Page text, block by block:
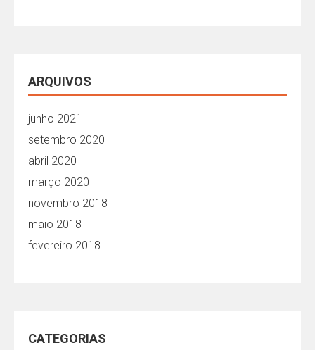
ARQUIVOS
junho 2021
setembro 2020
abril 2020
março 2020
novembro 2018
maio 2018
fevereiro 2018
CATEGORIAS